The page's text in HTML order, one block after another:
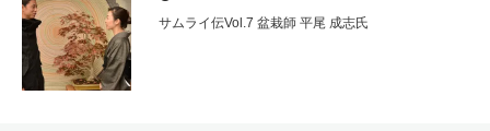
サムライ伝Vol.7 盆栽師 平尾 成志氏